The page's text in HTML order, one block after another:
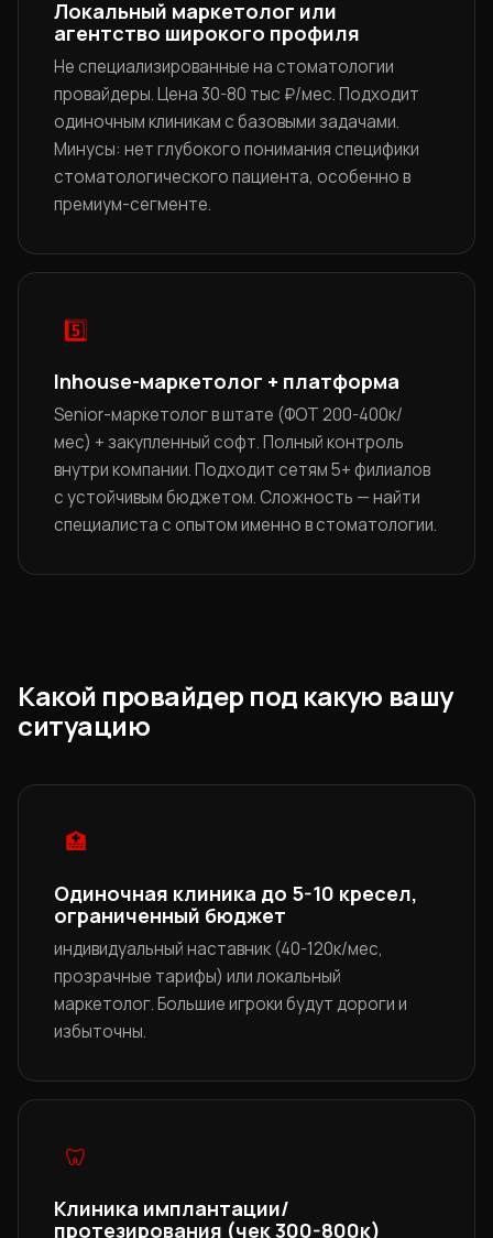
Локальный маркетолог или
агентство широкого профиля
Не специализированные на стоматологии
провайдеры. Цена 30-80 тыс ₽/мес. Подходит
одиночным клиникам с базовыми задачами.
Минусы: нет глубокого понимания специфики
стоматологического пациента, особенно в
премиум-сегменте.
5️⃣
Inhouse-маркетолог + платформа
Senior-маркетолог в штате (ФОТ 200-400к/
мес) + закупленный софт. Полный контроль
внутри компании. Подходит сетям 5+ филиалов
с устойчивым бюджетом. Сложность — найти
специалиста с опытом именно в стоматологии.
Какой провайдер под какую вашу
ситуацию
🏥
Одиночная клиника до 5-10 кресел,
ограниченный бюджет
индивидуальный наставник (40-120к/мес,
прозрачные тарифы) или локальный
маркетолог. Большие игроки будут дороги и
избыточны.
🦷
Клиника имплантации/
протезирования (чек 300-800к)